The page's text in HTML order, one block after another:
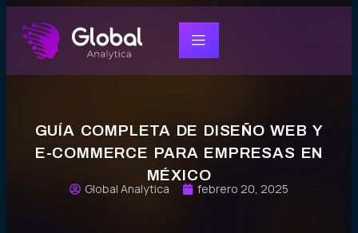
GUÍA COMPLETA DE DISEÑO WEB Y
E-COMMERCE PARA EMPRESAS EN
MÉXICO
Global Analytica febrero 20, 2025